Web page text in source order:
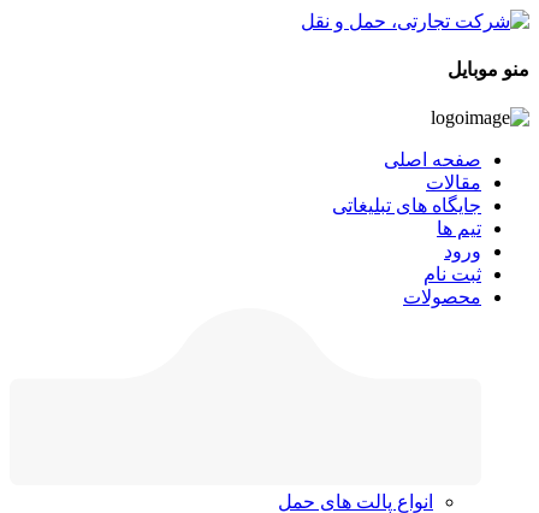
منو موبایل
صفحه اصلی
مقالات
جایگاه های تبلیغاتی
تیم ها
ورود
ثبت نام
محصولات
انواع پالت های حمل